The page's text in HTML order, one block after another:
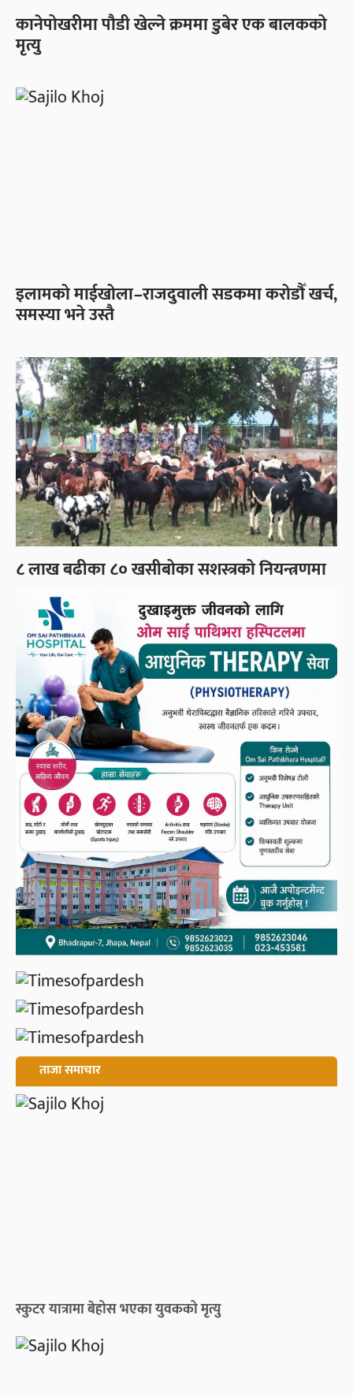
कानेपोखरीमा पौडी खेल्ने क्रममा डुबेर एक बालकको
मृत्यु
इलामको माईखोला–राजदुवाली सडकमा करोडौँ खर्च,
समस्या भने उस्तै
८ लाख बढीका ८० खसीबोका सशस्त्रको नियन्त्रणमा
ताजा समाचार
स्कुटर यात्रामा बेहोस भएका युवकको मृत्यु